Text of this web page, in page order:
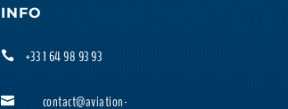
INFO
 +33 1 64 98 93 93
 contact@aviation-